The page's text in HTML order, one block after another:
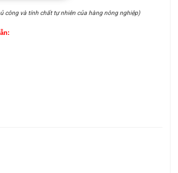
công và tính chất tự nhiên của hàng nông nghiệp)